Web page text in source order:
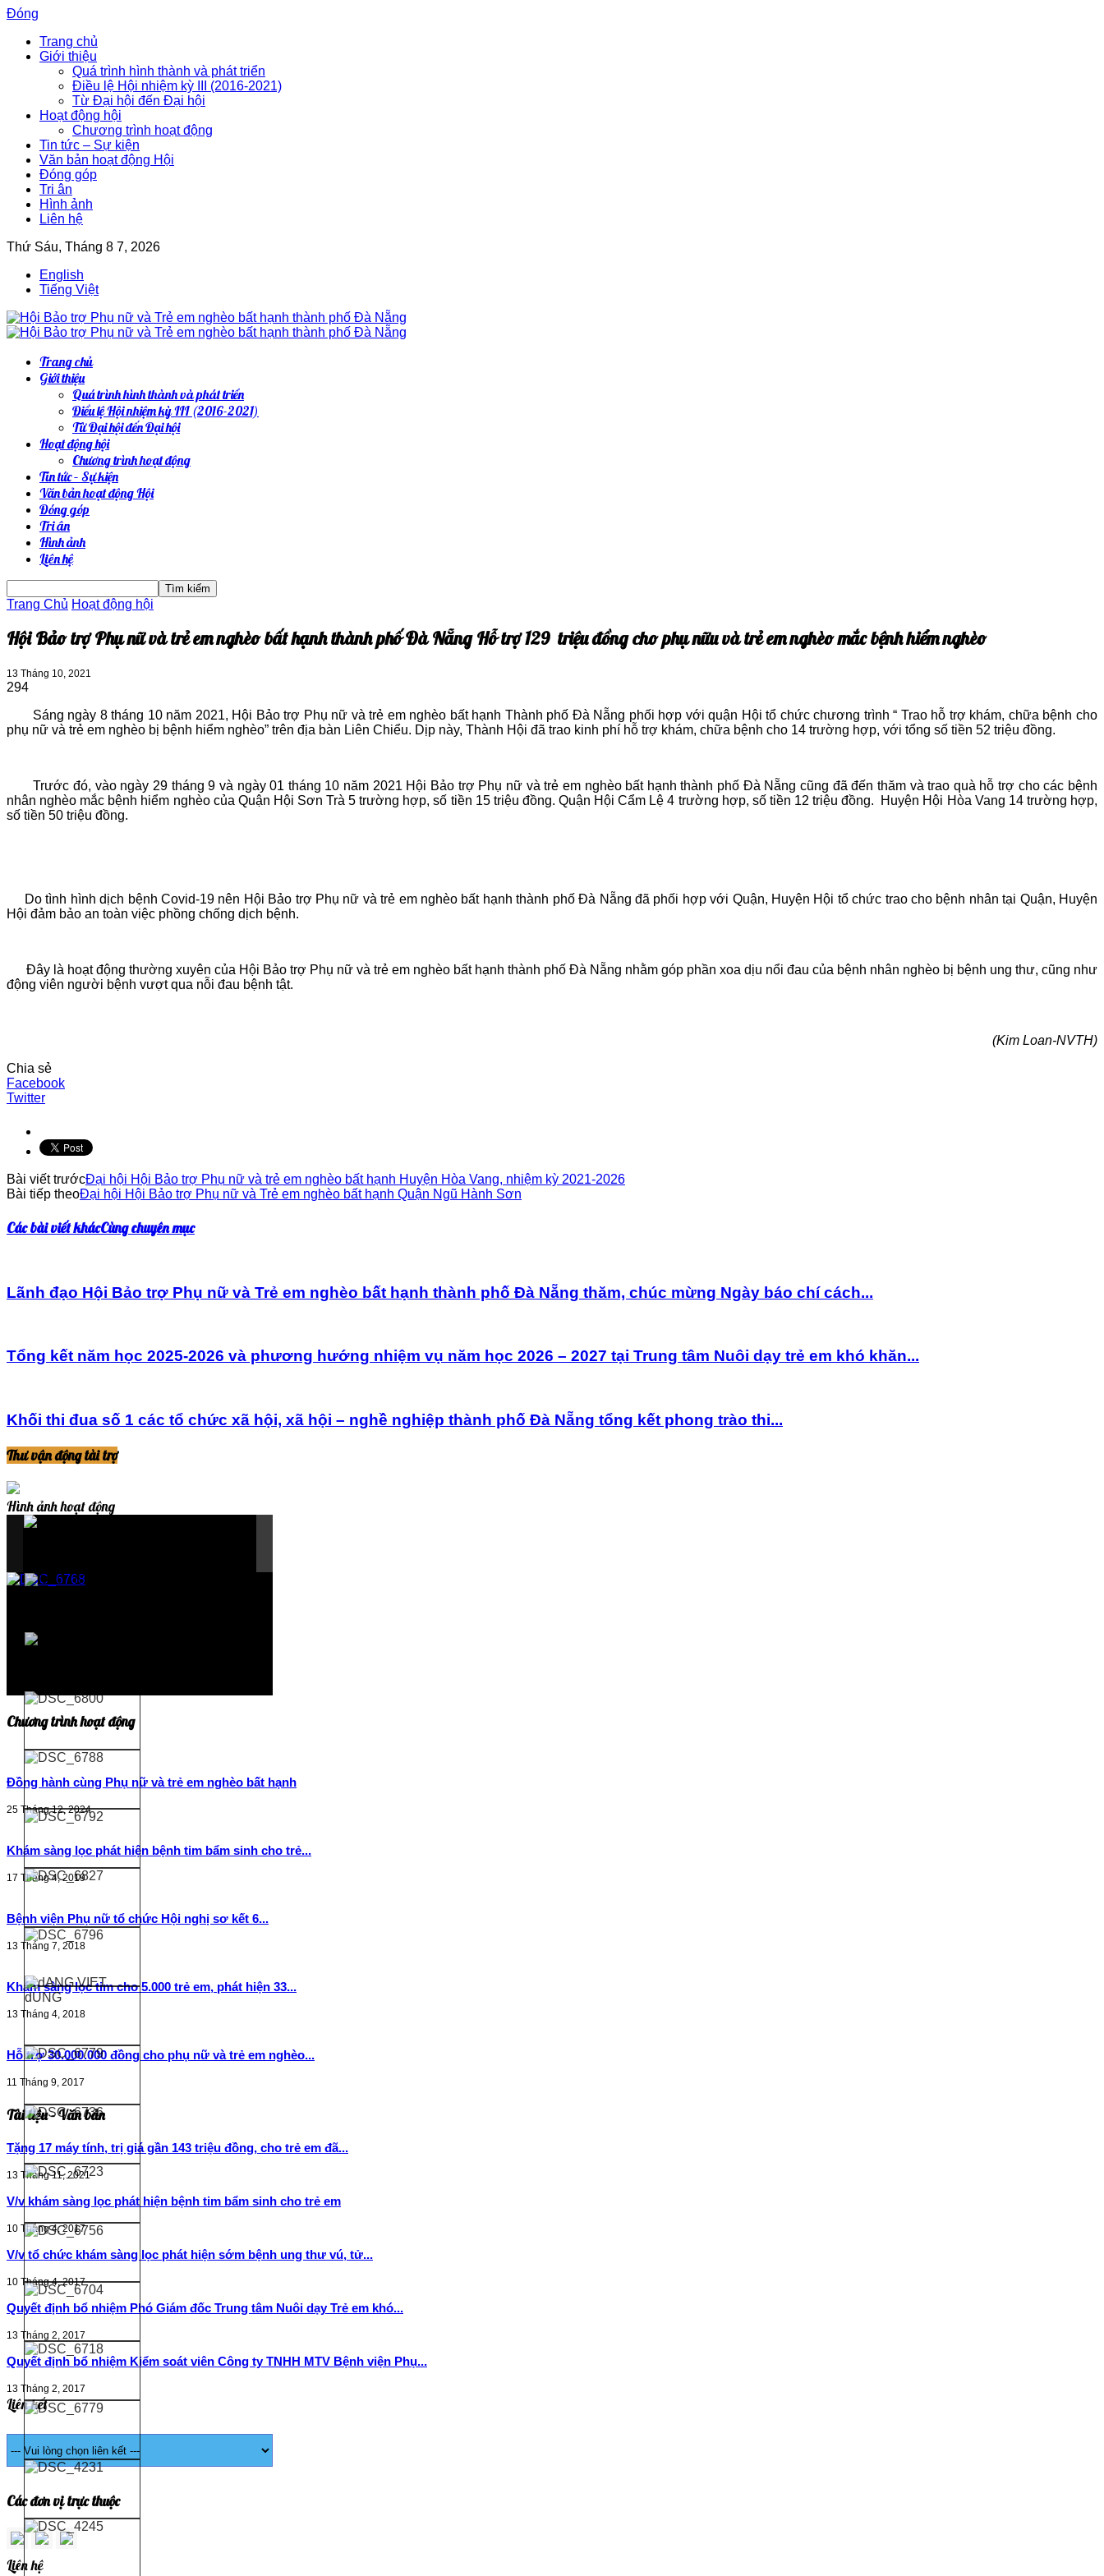
Đóng
Trang chủ
Giới thiệu
Quá trình hình thành và phát triển
Điều lệ Hội nhiệm kỳ III (2016-2021)
Từ Đại hội đến Đại hội
Hoạt động hội
Chương trình hoạt động
Tin tức – Sự kiện
Văn bản hoạt động Hội
Đóng góp
Tri ân
Hình ảnh
Liên hệ
Thứ Sáu, Tháng 8 7, 2026
English
Tiếng Việt
Trang chủ
Giới thiệu
Quá trình hình thành và phát triển
Điều lệ Hội nhiệm kỳ III (2016-2021)
Từ Đại hội đến Đại hội
Hoạt động hội
Chương trình hoạt động
Tin tức – Sự kiện
Văn bản hoạt động Hội
Đóng góp
Tri ân
Hình ảnh
Liên hệ
Trang Chủ Hoạt động hội
Hội Bảo trợ Phụ nữ và trẻ em nghèo bất hạnh thành phố Đà Nẵng Hỗ trợ 129 triệu đồng cho phụ nữu và trẻ em nghèo mắc bệnh hiểm nghèo
13 Tháng 10, 2021
294
Sáng ngày 8 tháng 10 năm 2021, Hội Bảo trợ Phụ nữ và trẻ em nghèo bất hạnh Thành phố Đà Nẵng phối hợp với quận Hội tổ chức chương trình “ Trao hỗ trợ khám, chữa bệnh cho
phụ nữ và trẻ em nghèo bị bệnh hiểm nghèo” trên địa bàn Liên Chiểu. Dịp này, Thành Hội đã trao kinh phí hỗ trợ khám, chữa bệnh cho 14 trường hợp, với tổng số tiền 52 triệu đồng.
Trước đó, vào ngày 29 tháng 9 và ngày 01 tháng 10 năm 2021 Hội Bảo trợ Phụ nữ và trẻ em nghèo bất hạnh thành phố Đà Nẵng cũng đã đến thăm và trao quà hỗ trợ cho các bệnh
nhân nghèo mắc bệnh hiểm nghèo của Quận Hội Sơn Trà 5 trường hợp, số tiền 15 triệu đồng. Quận Hội Cẩm Lệ 4 trường hợp, số tiền 12 triệu đồng. Huyện Hội Hòa Vang 14 trường hợp,
số tiền 50 triệu đồng.
Do tình hình dịch bệnh Covid-19 nên Hội Bảo trợ Phụ nữ và trẻ em nghèo bất hạnh thành phố Đà Nẵng đã phối hợp với Quận, Huyện Hội tổ chức trao cho bệnh nhân tại Quận, Huyện
Hội đảm bảo an toàn việc phồng chống dịch bệnh.
Đây là hoạt động thường xuyên của Hội Bảo trợ Phụ nữ và trẻ em nghèo bất hạnh thành phố Đà Nẵng nhằm góp phần xoa dịu nổi đau của bệnh nhân nghèo bị bệnh ung thư, cũng như
động viên người bệnh vượt qua nỗi đau bệnh tật.
(Kim Loan-NVTH)
Chia sẻ
Facebook
Twitter
Bài viết trướcĐại hội Hội Bảo trợ Phụ nữ và trẻ em nghèo bất hạnh Huyện Hòa Vang, nhiệm kỳ 2021-2026
Bài tiếp theoĐại hội Hội Bảo trợ Phụ nữ và Trẻ em nghèo bất hạnh Quận Ngũ Hành Sơn
Các bài viết khácCùng chuyên mục
Lãnh đạo Hội Bảo trợ Phụ nữ và Trẻ em nghèo bất hạnh thành phố Đà Nẵng thăm, chúc mừng Ngày báo chí cách...
Tổng kết năm học 2025-2026 và phương hướng nhiệm vụ năm học 2026 – 2027 tại Trung tâm Nuôi dạy trẻ em khó khăn...
Khối thi đua số 1 các tổ chức xã hội, xã hội – nghề nghiệp thành phố Đà Nẵng tổng kết phong trào thi...
Thư vận động tài trợ
Hình ảnh hoạt động
Chương trình hoạt động
Đồng hành cùng Phụ nữ và trẻ em nghèo bất hạnh
25 Tháng 12, 2024
Khám sàng lọc phát hiện bệnh tim bẩm sinh cho trẻ...
17 Tháng 4, 2019
Bệnh viện Phụ nữ tổ chức Hội nghị sơ kết 6...
13 Tháng 7, 2018
Khám sàng lọc tim cho 5.000 trẻ em, phát hiện 33...
13 Tháng 4, 2018
Hỗ trợ 30.000.000 đồng cho phụ nữ và trẻ em nghèo...
11 Tháng 9, 2017
Tài liệu - Văn bản
Tặng 17 máy tính, trị giá gần 143 triệu đồng, cho trẻ em đã...
13 Tháng 11, 2021
V/v khám sàng lọc phát hiện bệnh tim bẩm sinh cho trẻ em
10 Tháng 4, 2017
V/v tổ chức khám sàng lọc phát hiện sớm bệnh ung thư vú, tử...
10 Tháng 4, 2017
Quyết định bổ nhiệm Phó Giám đốc Trung tâm Nuôi dạy Trẻ em khó...
13 Tháng 2, 2017
Quyết định bổ nhiệm Kiểm soát viên Công ty TNHH MTV Bệnh viện Phụ...
13 Tháng 2, 2017
Liên kết
Các đơn vị trực thuộc
Liên hệ